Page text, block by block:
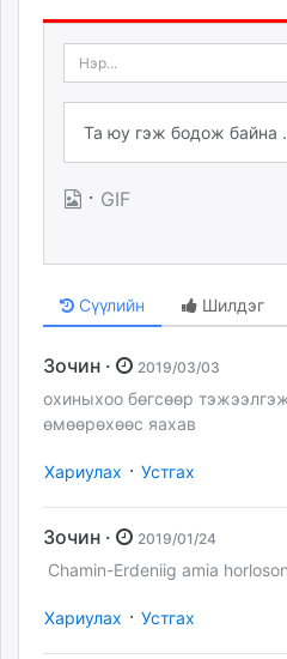
· GIF
Сүүлийн Шилдэг
Зочин · 2019/03/03
охиныхоо бөгсөөр
өмөөрөхөөс яахав
Хариулах · Устгах
Зочин · 2019/01/24
Chamin-Erdeniig amia
Хариулах · Устгах